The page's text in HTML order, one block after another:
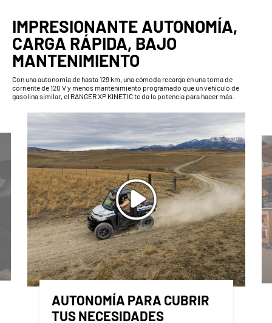
IMPRESIONANTE AUTONOMÍA,
CARGA RÁPIDA, BAJO
MANTENIMIENTO
Con una autonomía de hasta 129 km, una cómoda recarga en una toma de
corriente de 120 V y menos mantenimiento programado que un vehículo de
gasolina similar, el RANGER XP KINETIC te da la potencia para hacer más.
AUTONOMÍA PARA CUBRIR
TUS NECESIDADES